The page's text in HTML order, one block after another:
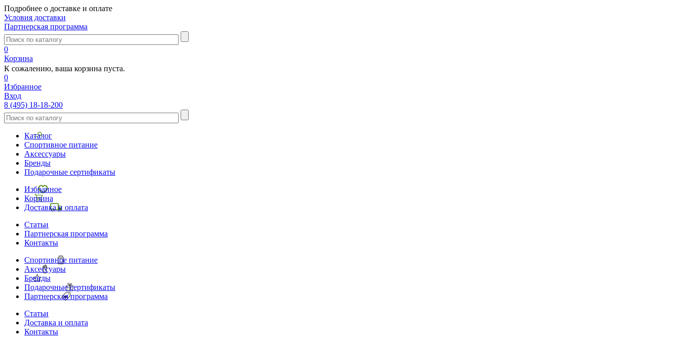
Подробнее о доставке и оплате
Условия доставки
Партнерская программа
0
Корзина
К сожалению, ваша корзина пуста.
0
Избранное
Вход
8 (495) 18-18-200
Каталог
Спортивное питание
Аксессуары
Бренды
Подарочные сертификаты
Избранное
Корзина
Доставка и оплата
Статьи
Партнерская программа
Контакты
Спортивное питание
Аксессуары
Бренды
Подарочные сертификаты
Партнерская программа
Статьи
Доставка и оплата
Контакты